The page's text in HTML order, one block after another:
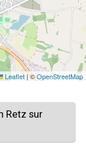
Leaflet |©OpenStreetMap
Retz sur